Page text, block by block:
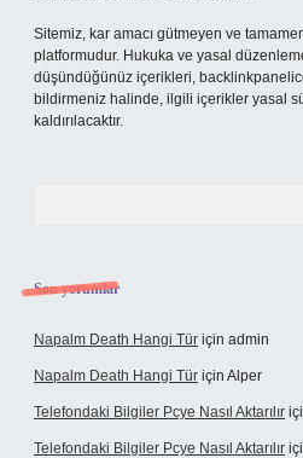
Sitemiz, kar amacı gütmeyen ve
platformudur. Hukuka ve yasal
düşündüğünüz içerikleri,
bildirmeniz halinde, ilgili içerikler yasal
kaldırılacaktır.
Son yorumlar
Napalm Death Hangi Tür için admin
Napalm Death Hangi Tür için Alper
Telefondaki Bilgiler Pcye Nasıl Aktarılır
Telefondaki Bilgiler Pcye Nasıl Aktarılır